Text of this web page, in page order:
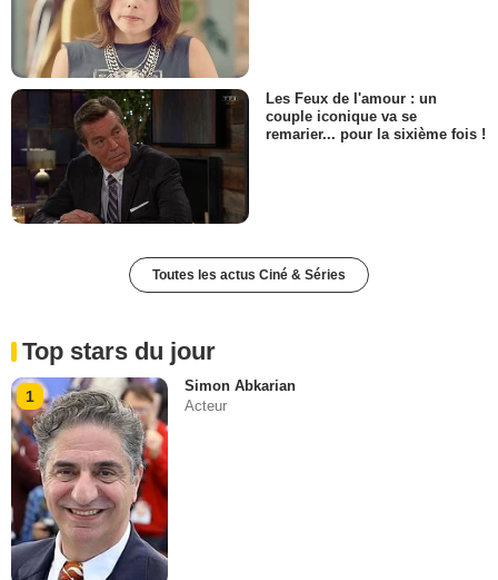
Les Feux de l'amour : un
couple iconique va se
remarier... pour la sixième fois !
Toutes les actus Ciné & Séries
Top stars du jour
1
Simon Abkarian
Acteur